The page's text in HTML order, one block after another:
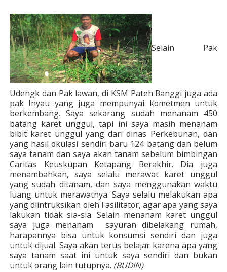
Selain Pak
Udengk dan Pak lawan, di KSM Pateh Banggi juga ada
pak Inyau yang juga mempunyai kometmen untuk
berkembang. Saya sekarang sudah menanam 450
batang karet unggul, tapi ini saya masih menanam
bibit karet unggul yang dari dinas Perkebunan, dan
yang hasil okulasi sendiri baru 124 batang dan belum
saya tanam dan saya akan tanam sebelum bimbingan
Caritas Keuskupan Ketapang Berakhir. Dia juga
menambahkan, saya selalu merawat karet unggul
yang sudah ditanam, dan saya menggunakan waktu
luang untuk merawatnya. Saya selalu melakukan apa
yang diintruksikan oleh Fasilitator, agar apa yang saya
lakukan tidak sia-sia. Selain menanam karet unggul
saya juga menanam sayuran dibelakang rumah,
harapannya bisa untuk konsumsi sendiri dan juga
untuk dijual. Saya akan terus belajar karena apa yang
saya tanam saat ini untuk saya sendiri dan bukan
untuk orang lain tutupnya. (BUDIN)